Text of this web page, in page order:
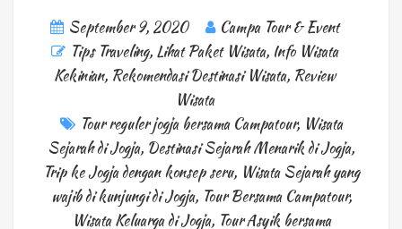
September 9, 2020
Campa Tour & Event
Tips Traveling, Lihat Paket Wisata, Info Wisata
Kekinian, Rekomendasi Destinasi Wisata, Review
Wisata
Tour reguler jogja bersama Campatour, Wisata
Sejarah di Jogja, Destinasi Sejarah Menarik di Jogja,
Trip ke Jogja dengan konsep seru, Wisata Sejarah yang
wajib di kunjungi di Jogja, Tour Bersama Campatour,
Wisata Keluarga di Jogja, Tour Asyik bersama